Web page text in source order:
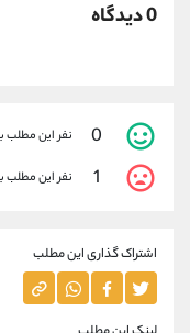
0 دیدگاه
0 نفر این مطلب
1 نفر این مطلب
اشتراک گذاری این مطلب